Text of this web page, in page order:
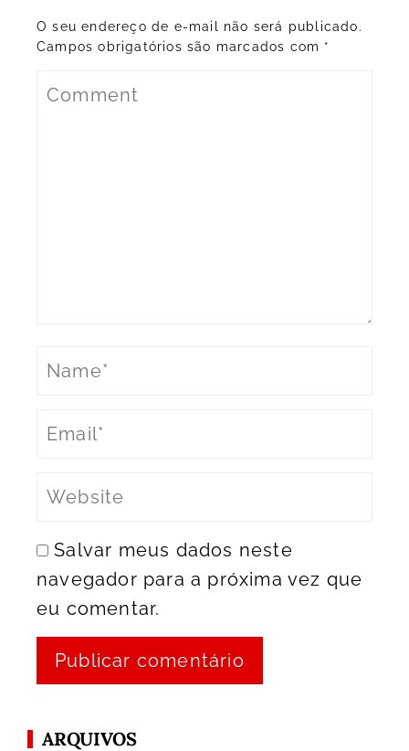
O seu endereço de e-mail não será publicado.
Campos obrigatórios são marcados com *
Salvar meus dados neste
navegador para a próxima vez que
eu comentar.
ARQUIVOS